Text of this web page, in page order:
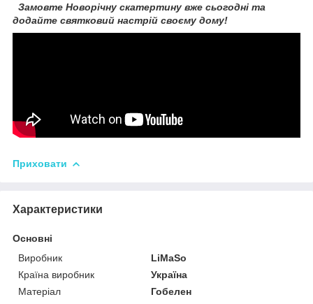
Замовте Новорічну скатертину вже сьогодні та
додайте святковий настрій своєму дому!
Приховати
Характеристики
Основні
Виробник
LiMaSo
Країна виробник
Україна
Матеріал
Гобелен